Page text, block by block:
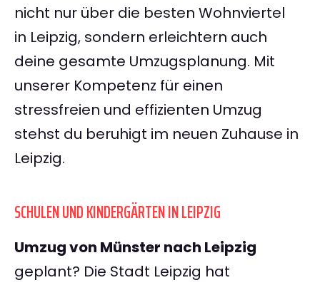
nicht nur über die besten Wohnviertel
in Leipzig, sondern erleichtern auch
deine gesamte Umzugsplanung. Mit
unserer Kompetenz für einen
stressfreien und effizienten Umzug
stehst du beruhigt im neuen Zuhause in
Leipzig.
SCHULEN UND KINDERGÄRTEN IN LEIPZIG
Umzug von Münster nach Leipzig
geplant? Die Stadt Leipzig hat